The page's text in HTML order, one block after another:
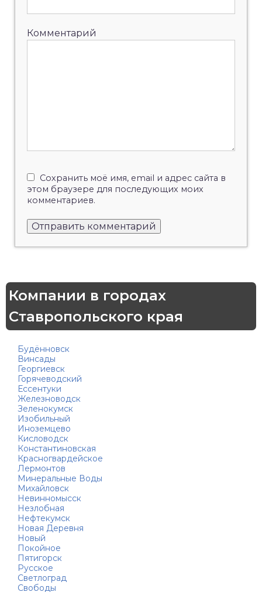
Комментарий
Сохранить моё имя, email и адрес сайта в
этом браузере для последующих моих
комментариев.
Компании в городах
Ставропольского края
Будённовск
Винсады
Георгиевск
Горячеводский
Ессентуки
Железноводск
Зеленокумск
Изобильный
Иноземцево
Кисловодск
Константиновская
Красногвардейское
Лермонтов
Минеральные Воды
Михайловск
Невинномысск
Незлобная
Нефтекумск
Новая Деревня
Новый
Покойное
Пятигорск
Русское
Светлоград
Свободы